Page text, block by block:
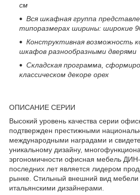
см
Вся шкафная группа
типоразмерах ширины: широкие
Конструктивная возможность
шкафов разнообразными дверями
Складская программа,
классическом декоре орех
ОПИСАНИЕ СЕРИИ
Высокий уровень качества серии
подтвержден престижными
международными наградами и
уникальному дизайну,
эргономичности офисная мебель
последних лет является лидером
рынке. Стильный внешний вид
итальянскими дизайнерами.